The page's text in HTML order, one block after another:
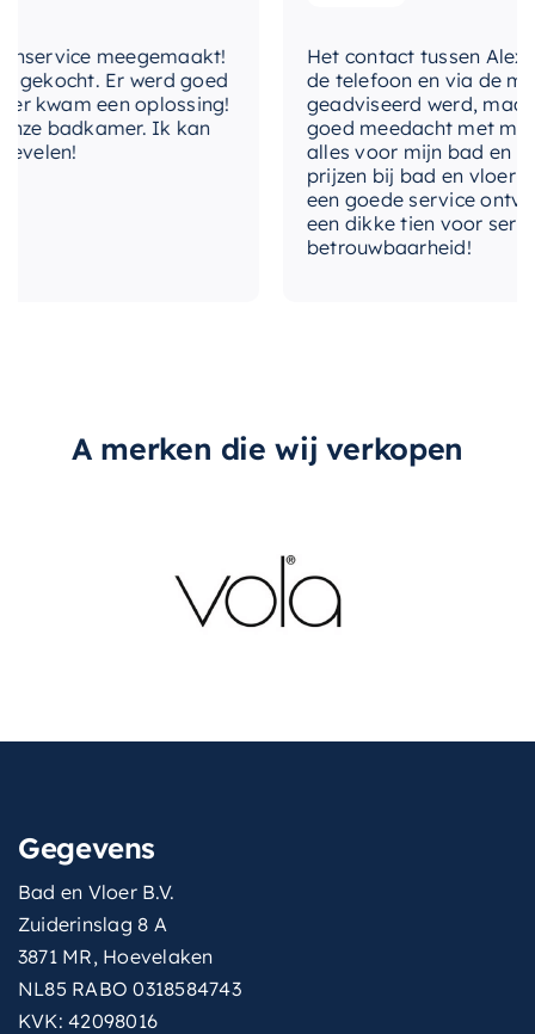
je ruimte er jarenlang geweldig uit zal zien met
minimale inspanning. En aangezien het product
is ontworpen en geproduceerd doorBelakos ,
een betrouwbaar merk in de sanitair branche,
kun je er zeker van zijn dat je een product van
soort Plank Klik PVC
formaat
meegemaakt!
Er werd goed
kwam een oplossing!
badkamer. Ik kan
Het contact tussen Alex
de telefoon en via de
geadviseerd werd, maar
goed meedacht met mij.
alles voor mijn bad en
prijzen bij bad en vloer
een goede service
een dikke tien voor
betrouwbaarheid!
A merken die wij verkopen
Gegevens
Bad en Vloer B.V.
Zuiderinslag 8 A
3871 MR, Hoevelaken
NL85 RABO 0318584743
KVK: 42098016